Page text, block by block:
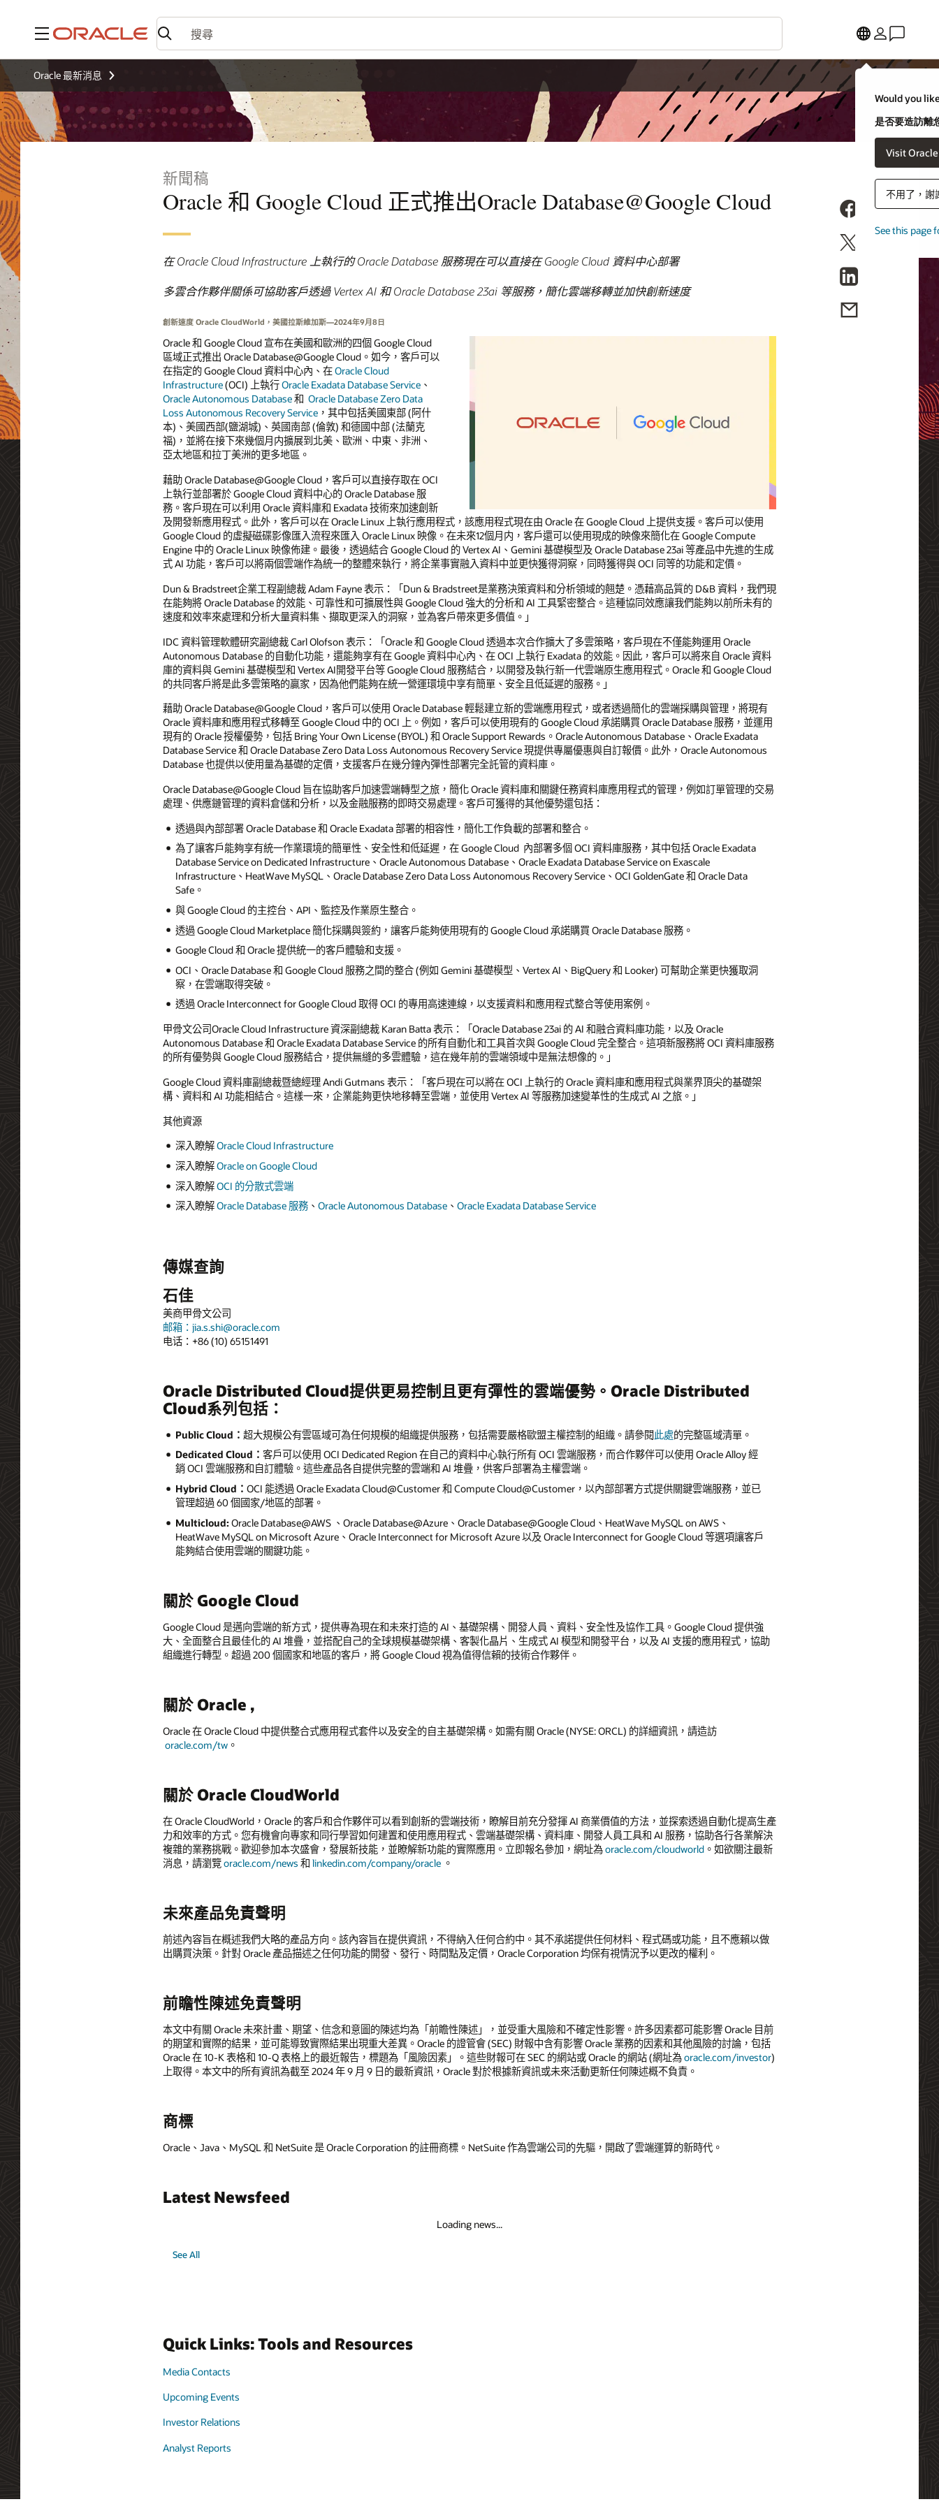
功能表
Would you
是否要造訪離
Visit
不用了，謝
See this page
Oracle 最新消息
新聞稿
Oracle 和 Google Cloud 正式推出Oracle Database@Google Cloud
在 Oracle Cloud Infrastructure 上執行的 Oracle Database 服務現在可以直接在 Google Cloud 資料中心部署
多雲合作夥伴關係可協助客戶透過 Vertex AI 和 Oracle Database 23ai 等服務，簡化雲端移轉並加快創新速度
創新速度 Oracle CloudWorld，美國拉斯維加斯—2024年9月8日
Oracle 和 Google Cloud 宣布在美國和歐洲的四個 Google Cloud
區域正式推出 Oracle Database@Google Cloud。如今，客戶可以
在指定的 Google Cloud 資料中心內、在Oracle Cloud
Infrastructure(OCI) 上執行Oracle Exadata Database Service 、
Oracle Autonomous Database和 Oracle Database Zero Data
Loss Autonomous Recovery Service ，其中包括美國東部 (阿什
本)、美國西部(鹽湖城)、英國南部 (倫敦) 和德國中部 (法蘭克
福)，並將在接下來幾個月内擴展到北美、歐洲、中東、非洲、
亞太地區和拉丁美洲的更多地區。
藉助 Oracle Database@Google Cloud，客戶可以直接存取在 OCI
上執行並部署於 Google Cloud 資料中心的 Oracle Database 服
務。客戶現在可以利用 Oracle 資料庫和 Exadata 技術來加速創新
及開發新應用程式。此外，客戶可以在 Oracle Linux 上執行應用程式，該應用程式現在由 Oracle 在 Google Cloud 上提供支援。客戶可以使用
Google Cloud 的虛擬磁碟影像匯入流程來匯入 Oracle Linux 映像。在未來12個月内，客戶還可以使用現成的映像來簡化在 Google Compute
Engine 中的 Oracle Linux 映像佈建。最後，透過結合 Google Cloud 的 Vertex AI、Gemini 基礎模型及 Oracle Database 23ai 等產品中先進的生成
式 AI 功能，客戶可以將兩個雲端作為統一的整體來執行，將企業事實融入資料中並更快獲得洞察，同時獲得與 OCI 同等的功能和定價。
Dun & Bradstreet企業工程副總裁 Adam Fayne 表示：「Dun & Bradstreet是業務決策資料和分析領域的翹楚。憑藉高品質的 D&B 資料，我們現
在能夠將 Oracle Database 的效能、可靠性和可擴展性與 Google Cloud 強大的分析和 AI 工具緊密整合。這種協同效應讓我們能夠以前所未有的
速度和效率來處理和分析大量資料集、擷取更深入的洞察，並為客戶帶來更多價值。」
IDC 資料管理軟體研究副總裁 Carl Olofson 表示：「Oracle 和 Google Cloud 透過本次合作擴大了多雲策略，客戶現在不僅能夠運用 Oracle
Autonomous Database 的自動化功能，還能夠享有在 Google 資料中心內、在 OCI 上執行 Exadata 的效能。因此，客戶可以將來自 Oracle 資料
庫的資料與 Gemini 基礎模型和 Vertex AI開發平台等 Google Cloud 服務結合，以開發及執行新一代雲端原生應用程式。Oracle 和 Google Cloud
的共同客戶將是此多雲策略的贏家，因為他們能夠在統一營運環境中享有簡單、安全且低延遲的服務。」
藉助 Oracle Database@Google Cloud，客戶可以使用 Oracle Database 輕鬆建立新的雲端應用程式，或者透過簡化的雲端採購與管理，將現有
Oracle 資料庫和應用程式移轉至 Google Cloud 中的 OCI 上。例如，客戶可以使用現有的 Google Cloud 承諾購買 Oracle Database 服務，並運用
現有的 Oracle 授權優勢，包括 Bring Your Own License (BYOL) 和 Oracle Support Rewards。Oracle Autonomous Database、Oracle Exadata
Database Service 和 Oracle Database Zero Data Loss Autonomous Recovery Service 現提供專屬優惠與自訂報價。此外，Oracle Autonomous
Database 也提供以使用量為基礎的定價，支援客戶在幾分鐘內彈性部署完全託管的資料庫。
Oracle Database@Google Cloud 旨在協助客戶加速雲端轉型之旅，簡化 Oracle 資料庫和關鍵任務資料庫應用程式的管理，例如訂單管理的交易
處理、供應鏈管理的資料倉儲和分析，以及金融服務的即時交易處理。客戶可獲得的其他優勢還包括：
透過與內部部署 Oracle Database 和 Oracle Exadata 部署的相容性，簡化工作負載的部署和整合。
為了讓客戶能夠享有統一作業環境的簡單性、安全性和低延遲，在 Google Cloud 內部署多個 OCI 資料庫服務，其中包括 Oracle Exadata
Database Service on Dedicated Infrastructure、Oracle Autonomous Database、Oracle Exadata Database Service on Exascale
Infrastructure、HeatWave MySQL、Oracle Database Zero Data Loss Autonomous Recovery Service、OCI GoldenGate 和 Oracle Data
Safe。
與 Google Cloud 的主控台、API、監控及作業原生整合。
透過 Google Cloud Marketplace 簡化採購與簽約，讓客戶能夠使用現有的 Google Cloud 承諾購買 Oracle Database 服務。
Google Cloud 和 Oracle 提供統一的客戶體驗和支援。
OCI、Oracle Database 和 Google Cloud 服務之間的整合 (例如 Gemini 基礎模型、Vertex AI、BigQuery 和 Looker) 可幫助企業更快獲取洞
察，在雲端取得突破。
透過 Oracle Interconnect for Google Cloud 取得 OCI 的專用高速連線，以支援資料和應用程式整合等使用案例。
甲骨文公司Oracle Cloud Infrastructure 資深副總裁 Karan Batta 表示：「Oracle Database 23ai 的 AI 和融合資料庫功能，以及 Oracle
Autonomous Database 和 Oracle Exadata Database Service 的所有自動化和工具首次與 Google Cloud 完全整合。這項新服務將 OCI 資料庫服務
的所有優勢與 Google Cloud 服務結合，提供無縫的多雲體驗，這在幾年前的雲端領域中是無法想像的。」
Google Cloud 資料庫副總裁暨總經理 Andi Gutmans 表示：「客戶現在可以將在 OCI 上執行的 Oracle 資料庫和應用程式與業界頂尖的基礎架
構、資料和 AI 功能相結合。這樣一來，企業能夠更快地移轉至雲端，並使用 Vertex AI 等服務加速變革性的生成式 AI 之旅。」
其他資源
深入瞭解Oracle Cloud Infrastructure
深入瞭解Oracle on Google Cloud
深入瞭解OCI 的分散式雲端
深入瞭解Oracle Database 服務、 Oracle Autonomous Database、 Oracle Exadata Database Service
傳媒查詢
石佳
美商甲骨文公司
邮箱：jia.s.shi@oracle.com
电话：+86 (10) 65151491
Oracle Distributed Cloud提供更易控制且更有彈性的雲端優勢。Oracle Distributed
Cloud系列包括：
Public Cloud ： 超大規模公有雲區域可為任何規模的組織提供服務，包括需要嚴格歐盟主權控制的組織。請參閱此處的完整區域清單。
Dedicated Cloud ： 客戶可以使用 OCI Dedicated Region 在自己的資料中心執行所有 OCI 雲端服務，而合作夥伴可以使用 Oracle Alloy 經
銷 OCI 雲端服務和自訂體驗。這些產品各自提供完整的雲端和 AI 堆疊，供客戶部署為主權雲端。
Hybrid Cloud ： OCI 能透過 Oracle Exadata Cloud@Customer 和 Compute Cloud@Customer，以內部部署方式提供關鍵雲端服務，並已
管理超過 60 個國家/地區的部署。
Multicloud: Oracle Database@AWS 、Oracle Database@Azure、Oracle Database@Google Cloud、HeatWave MySQL on AWS、
HeatWave MySQL on Microsoft Azure、Oracle Interconnect for Microsoft Azure 以及 Oracle Interconnect for Google Cloud 等選項讓客戶
能夠結合使用雲端的關鍵功能。
關於 Google Cloud
Google Cloud 是邁向雲端的新方式，提供專為現在和未來打造的 AI、基礎架構、開發人員、資料、安全性及協作工具。Google Cloud 提供強
大、全面整合且最佳化的 AI 堆疊，並搭配自己的全球規模基礎架構、客製化晶片、生成式 AI 模型和開發平台，以及 AI 支援的應用程式，協助
組織進行轉型。超過 200 個國家和地區的客戶，將 Google Cloud 視為值得信賴的技術合作夥伴。
關於 Oracle ,
Oracle 在 Oracle Cloud 中提供整合式應用程式套件以及安全的自主基礎架構。如需有關 Oracle (NYSE: ORCL) 的詳細資訊，請造訪
oracle.com/tw 。
關於 Oracle CloudWorld
在 Oracle CloudWorld，Oracle 的客戶和合作夥伴可以看到創新的雲端技術，瞭解目前充分發揮 AI 商業價值的方法，並探索透過自動化提高生產
力和效率的方式。您有機會向專家和同行學習如何建置和使用應用程式、雲端基礎架構、資料庫、開發人員工具和 AI 服務，協助各行各業解決
複雜的業務挑戰。歡迎參加本次盛會，發展新技能，並瞭解新功能的實際應用。立即報名參加，網址為oracle.com/cloudworld 。如欲關注最新
消息，請瀏覽oracle.com/news 和 linkedin.com/company/oracle 。
未來產品免責聲明
前述內容旨在概述我們大略的產品方向。該內容旨在提供資訊，不得納入任何合約中。其不承諾提供任何材料、程式碼或功能，且不應賴以做
出購買決策。針對 Oracle 產品描述之任何功能的開發、發行、時間點及定價，Oracle Corporation 均保有視情況予以更改的權利。
前瞻性陳述免責聲明
本文中有關 Oracle 未來計畫、期望、信念和意圖的陳述均為「前瞻性陳述」，並受重大風險和不確定性影響。許多因素都可能影響 Oracle 目前
的期望和實際的結果，並可能導致實際結果出現重大差異。Oracle 的證管會 (SEC) 財報中含有影響 Oracle 業務的因素和其他風險的討論，包括
Oracle 在 10-K 表格和 10-Q 表格上的最近報告，標題為「風險因素」。這些財報可在 SEC 的網站或 Oracle 的網站 (網址為oracle.com/investor)
上取得。本文中的所有資訊為截至 2024 年 9 月 9 日的最新資訊，Oracle 對於根據新資訊或未來活動更新任何陳述概不負責。
商標
Oracle、Java、MySQL 和 NetSuite 是 Oracle Corporation 的註冊商標。NetSuite 作為雲端公司的先驅，開啟了雲端運算的新時代。
Latest Newsfeed
Loading news...
See All
Quick Links: Tools and Resources
Media Contacts
Upcoming Events
Investor Relations
Analyst Reports